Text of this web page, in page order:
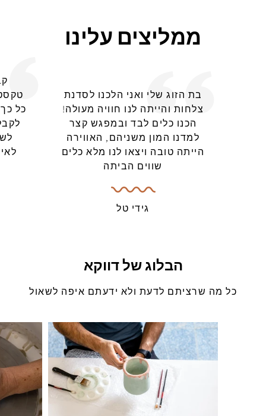
ממליצים עלינו
בת הזוג שלי ואני הלכנו לסדנת
צלחות והייתה לנו חוויה מעולה!
הכנו כלים לבד ובמפגש קצר
למדנו המון משניהם, האווירה
הייתה טובה ויצאו לנו מלא כלים
שווים הביתה
גידי טל
כל
הבלוג של דווקא
כל מה שרציתם לדעת ולא ידעתם איפה לשאול